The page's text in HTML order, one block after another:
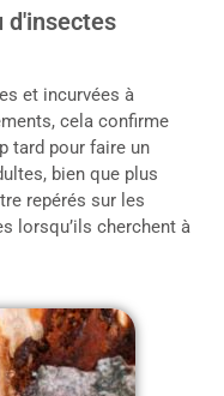
d'insectes
et incurvées à
cela confirme
tard pour faire un
bien que plus
repérés sur les
lorsqu’ils cherchent à